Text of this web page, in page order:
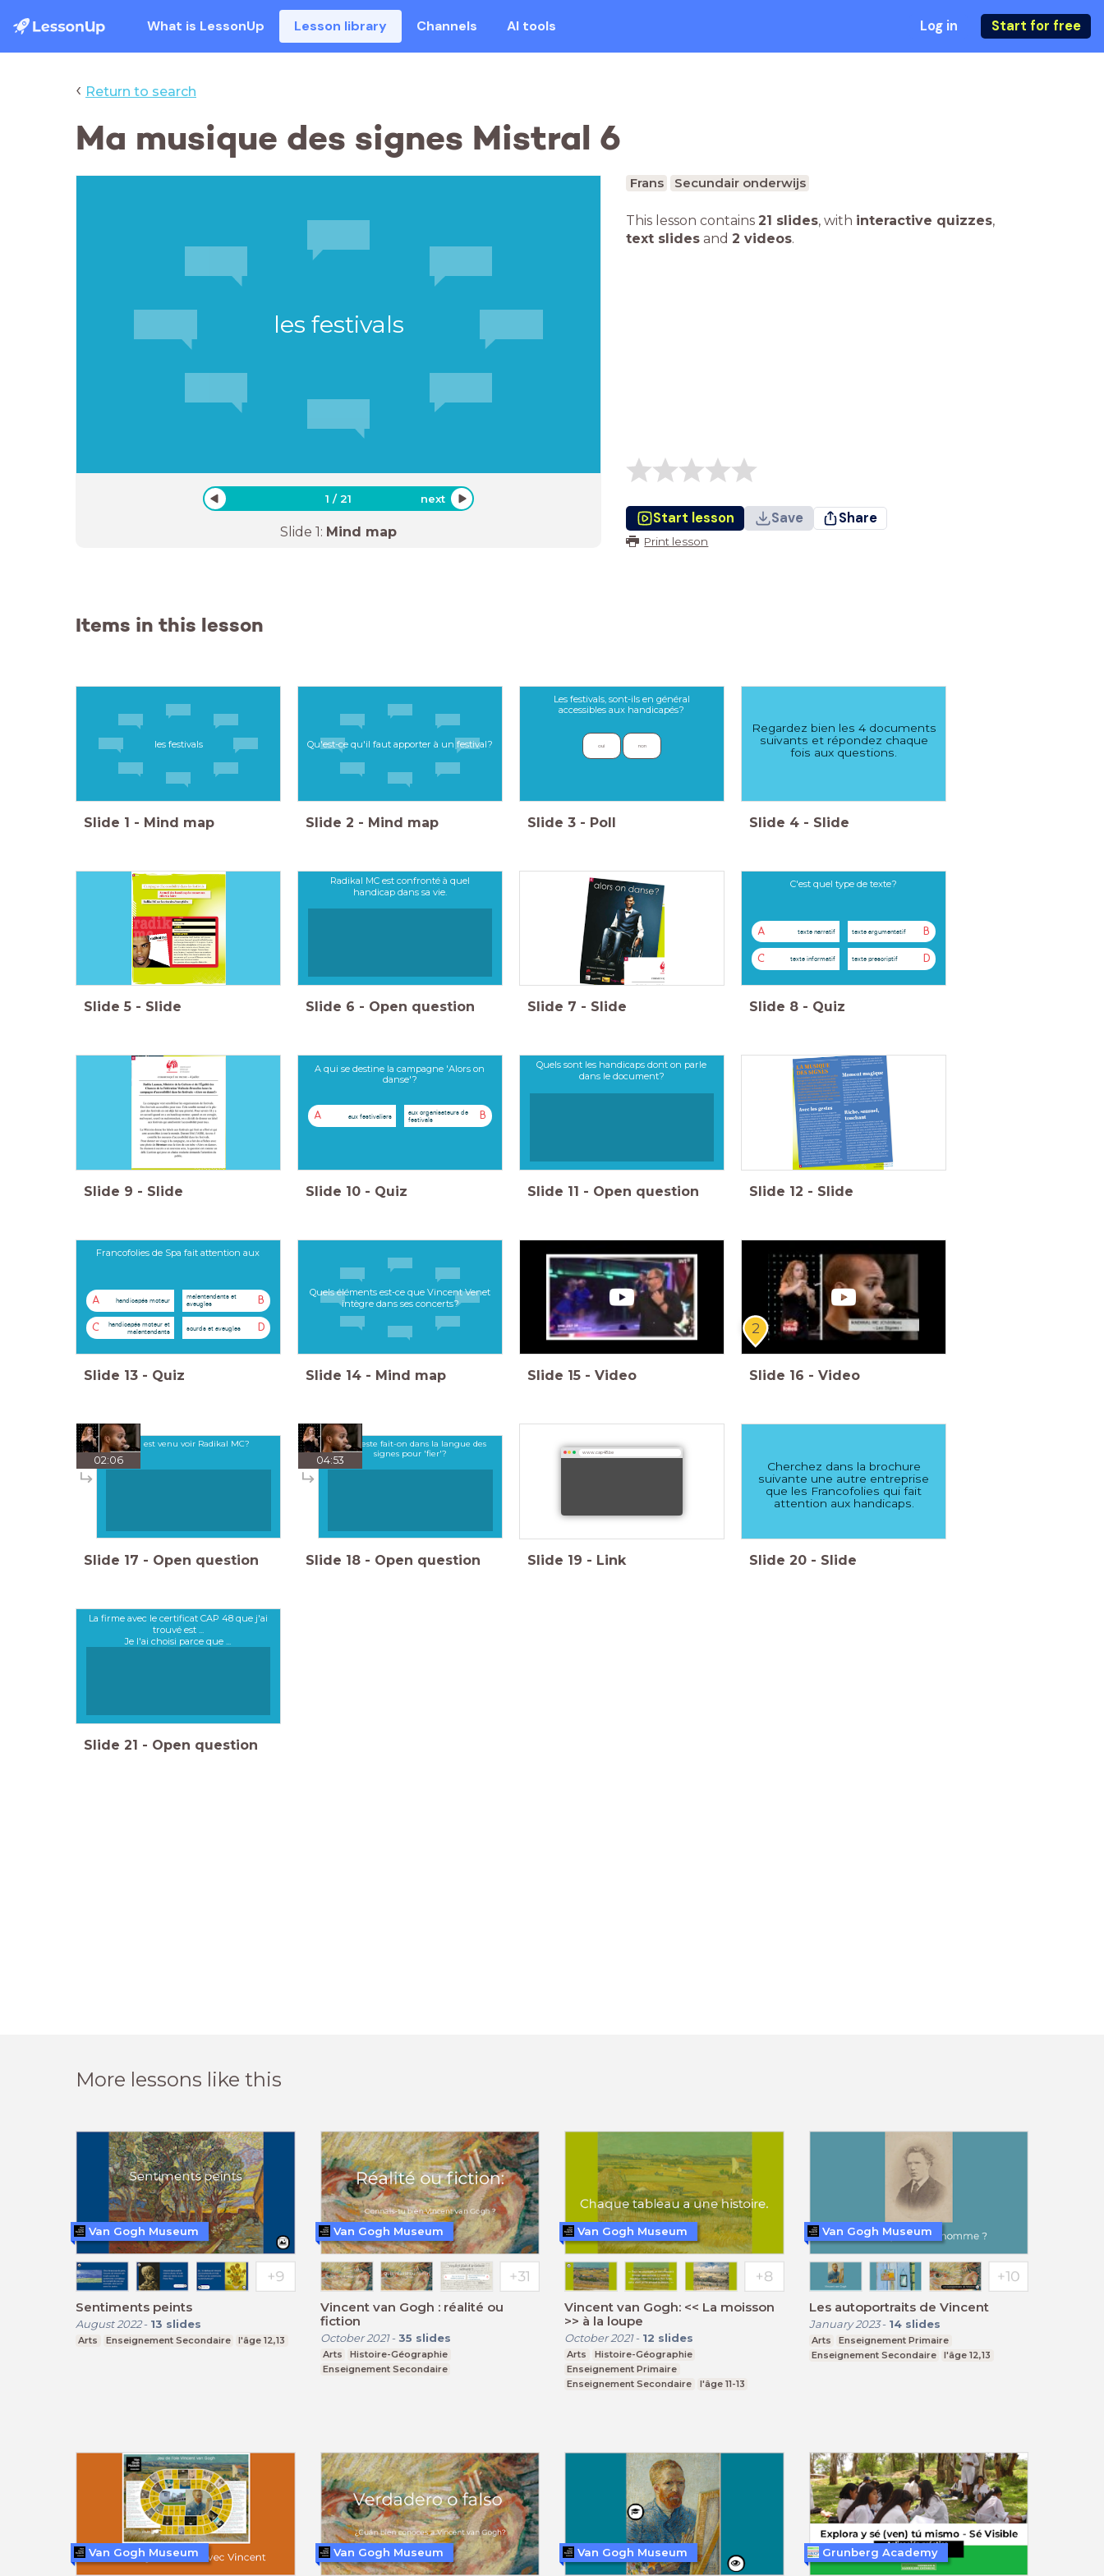
What is LessonUp Lesson library Channels AI tools Log in Start for free
‹ Return to search
Ma musique des signes Mistral 6
les festivals
1 /21 next
Slide 1: Mind map
Frans Secundair onderwijs
This lesson contains 21 slides, with interactive quizzes,
text slides and 2 videos.
Start lesson Save Share
Print lesson
Items in this lesson
les festivals
Slide 1 - Mind map
Qu'est-ce qu'il faut apporter à un festival?
Slide 2 - Mind map
Les festivals, sont-ils en général
accessibles aux handicapés?
oui non
Slide 3 - Poll
Regardez bien les 4 documents
suivants et répondez chaque
fois aux questions.
Slide 4 - Slide
Slide 5 - Slide
Radikal MC est confronté à quel
handicap dans sa vie.
Slide 6 - Open question Slide 7 - Slide
C'est quel type de texte?
A texte narratif B
texte argumentatif
C texte informatif D
texte prescriptif
Slide 8 - Quiz
Slide 9 - Slide
A qui se destine la campagne 'Alors on
danse'?
A aux festivaliers B
aux organisateurs de
festivals
Slide 10 - Quiz
Quels sont les handicaps dont on parle
dans le document?
Slide 11 - Open question Slide 12 - Slide
Francofolies de Spa fait attention aux
A handicapés moteur B
malentendants et
aveugles
C
handicapés moteur et
malentendants
D
sourds et aveugles
Slide 13 - Quiz
Quels éléments est-ce que Vincent Venet
intègre dans ses concerts?
Slide 14 - Mind map Slide 15 - Video
2
Slide 16 - Video
02:06
Qui est venu voir Radikal MC?
Slide 17 - Open question
04:53
Quel geste fait-on dans la langue des
signes pour 'fier'?
Slide 18 - Open question
www.cap48.be
Slide 19 - Link
Cherchez dans la brochure
suivante une autre entreprise
que les Francofolies qui fait
attention aux handicaps.
Slide 20 - Slide
La firme avec le certificat CAP 48 que j'ai
trouvé est ...
Je l'ai choisi parce que ...
Slide 21 - Open question
More lessons like this
Sentiments peints
August 2022- 13 slides
Arts Enseignement Secondaire l'âge 12,13
Van Gogh Museum
Vincent van Gogh : réalité ou
fiction
October 2021- 35 slides
Arts
Histoire-Géographie
Enseignement Secondaire
Van Gogh Museum
Vincent van Gogh: << La moisson
>> à la loupe
October 2021- 12 slides
Arts
Histoire-Géographie
Enseignement Primaire
Enseignement Secondaire
l'âge 11-13
Van Gogh Museum
Les autoportraits de Vincent
January 2023- 14 slides
Arts
Enseignement Primaire
Enseignement Secondaire
l'âge 12,13
Van Gogh Museum
Van Gogh Museum Van Gogh Museum Van Gogh Museum Grunberg Academy